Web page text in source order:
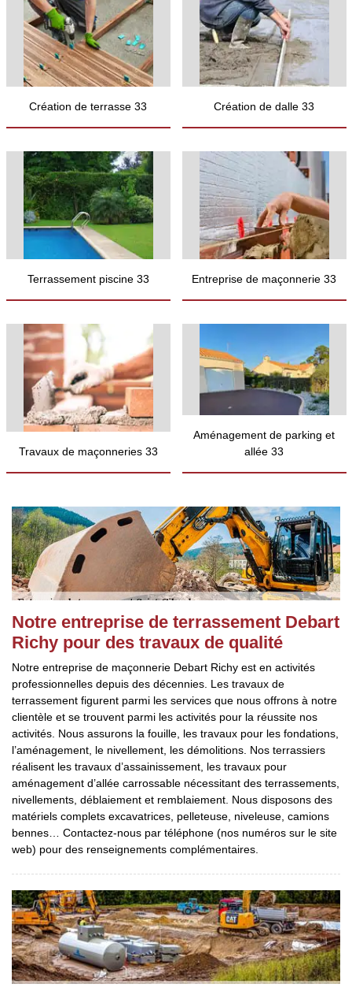
Création de terrasse 33 Création de dalle 33
Terrassement piscine 33 Entreprise de maçonnerie 33
Travaux de maçonneries 33
Aménagement de parking et
allée 33
Notre entreprise de terrassement Debart
Richy pour des travaux de qualité
Notre entreprise de maçonnerie Debart Richy est en activités
professionnelles depuis des décennies. Les travaux de
terrassement figurent parmi les services que nous offrons à notre
clientèle et se trouvent parmi les activités pour la réussite nos
activités. Nous assurons la fouille, les travaux pour les fondations,
l’aménagement, le nivellement, les démolitions. Nos terrassiers
réalisent les travaux d’assainissement, les travaux pour
aménagement d’allée carrossable nécessitant des terrassements,
nivellements, déblaiement et remblaiement. Nous disposons des
matériels complets excavatrices, pelleteuse, niveleuse, camions
bennes… Contactez-nous par téléphone (nos numéros sur le site
web) pour des renseignements complémentaires.